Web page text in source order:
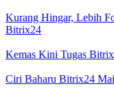
Kurang Hingar, Lebih
Bitrix24
Kemas Kini Tugas
Ciri Baharu Bitrix24